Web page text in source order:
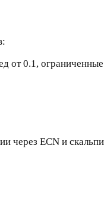
от 0.1,
через ECN и